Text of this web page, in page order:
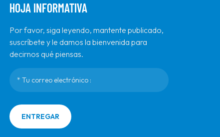
HOJA INFORMATIVA
Por favor, siga leyendo, mantente publicado,
suscríbete y le damos la bienvenida para
decirnos qué piensas.
ENTREGAR